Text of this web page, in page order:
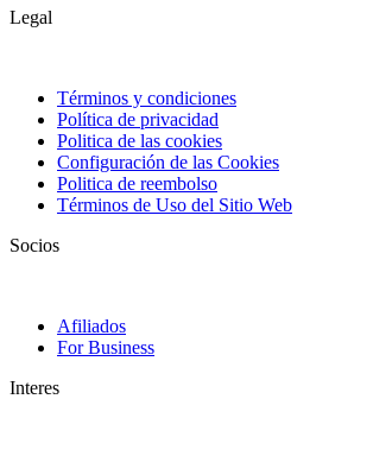
Legal
Términos y condiciones
Política de privacidad
Politica de las cookies
Configuración de las Cookies
Politica de reembolso
Términos de Uso del Sitio Web
Socios
Afiliados
For Business
Interes